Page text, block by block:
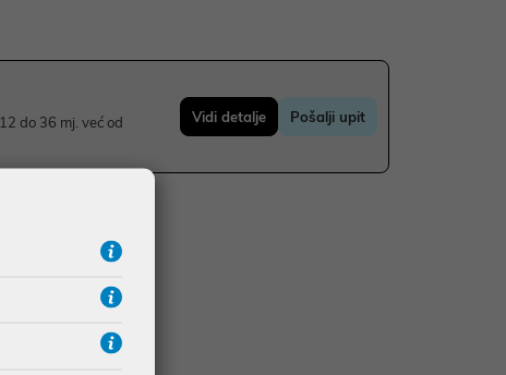
do 36 mj. već od Vidi detalje Pošalji upit